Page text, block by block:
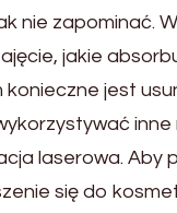
nie zapominać.
jakie
konieczne jest
laserowa. Aby
się do